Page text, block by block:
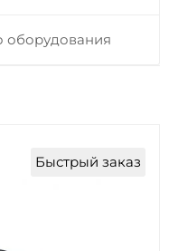
оборудования
Быстрый заказ